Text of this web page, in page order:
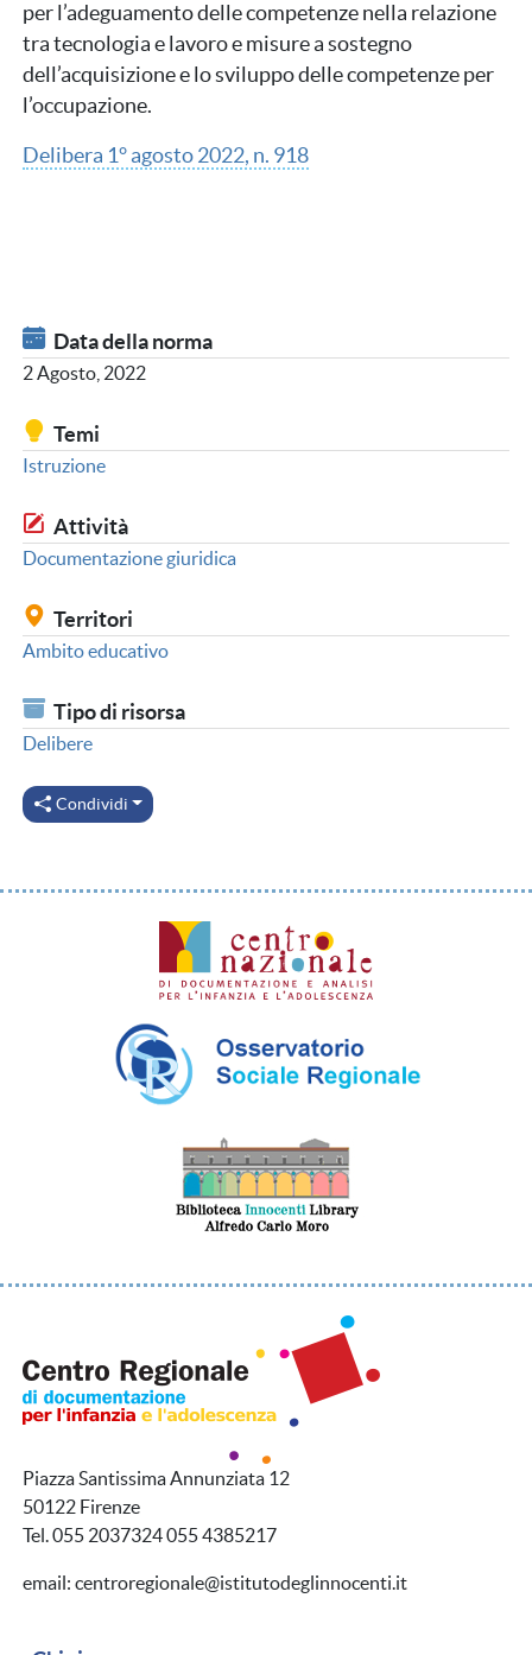
per l’adeguamento delle competenze nella relazione
tra tecnologia e lavoro e misure a sostegno
dell’acquisizione e lo sviluppo delle competenze per
l’occupazione.
Delibera 1° agosto 2022, n. 918
Data della norma
2 Agosto, 2022
Temi
Istruzione
Attività
Documentazione giuridica
Territori
Ambito educativo
Tipo di risorsa
Delibere
Condividi
Piazza Santissima Annunziata 12
50122 Firenze
Tel. 055 2037324 055 4385217
email: centroregionale@istitutodeglinnocenti.it